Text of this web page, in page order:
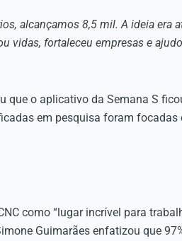
alcançamos 8,5 mil. A ideia era
vidas, fortaleceu empresas e
que o aplicativo da Semana S
em pesquisa foram focadas
como “lugar incrível para
Guimarães enfatizou que